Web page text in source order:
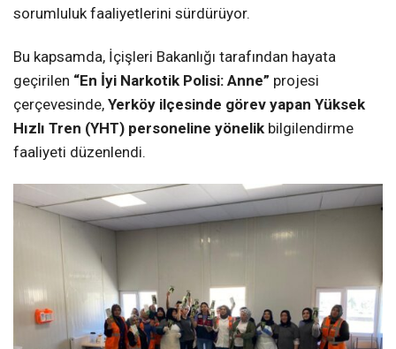
sorumluluk faaliyetlerini sürdürüyor.
Bu kapsamda, İçişleri Bakanlığı tarafından hayata
geçirilen “En İyi Narkotik Polisi: Anne” projesi
çerçevesinde, Yerköy ilçesinde görev yapan Yüksek
Hızlı Tren (YHT) personeline yönelik bilgilendirme
faaliyeti düzenlendi.